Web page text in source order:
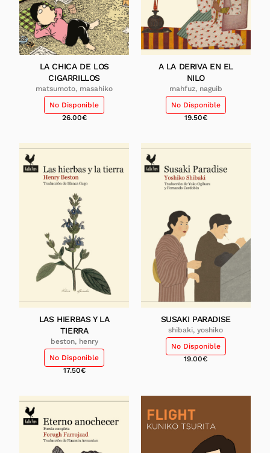
LA CHICA DE LOS
CIGARRILLOS
matsumoto, masahiko
No Disponible
26.00€
A LA DERIVA EN EL
NILO
mahfuz, naguib
No Disponible
19.50€
LAS HIERBAS Y LA
TIERRA
beston, henry
No Disponible
17.50€
SUSAKI PARADISE
shibaki, yoshiko
No Disponible
19.00€